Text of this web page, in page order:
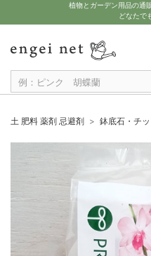
植物とガーデン用品の通
どなたで
土 肥料 薬剤 忌避剤 鉢底石・チ
11月中下旬予約
グッズ・資材
12月上中旬予約
グッズ・資材
10月中下旬予約
グッズ・資材